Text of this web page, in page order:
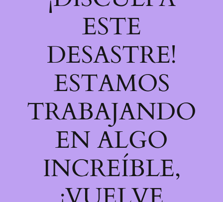
ESTE
DESASTRE!
ESTAMOS
TRABAJANDO
EN ALGO
INCREÍBLE,